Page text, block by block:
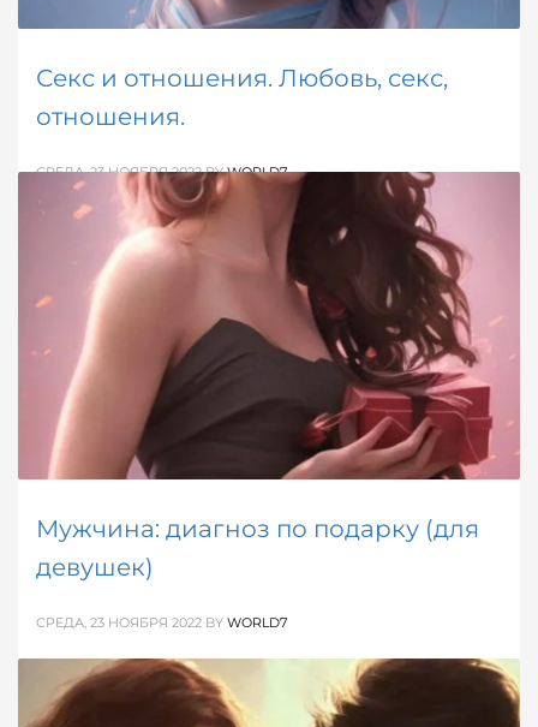
Секс и отношения. Любовь, секс,
отношения.
СРЕДА, 23 НОЯБРЯ 2022 BYWORLD7
Безусловно, мужчины и женщины отличаются друг
от друга, но порой они даже не отдают себе отчета,
насколько глубока эта разница.
ОПУБЛИКОВАНО ВДЕВИЧЬЕ МУЖСКОЕ ,ОБ ОТНОШЕНИЯХ
МЕТКИ:
ИНТИМНАЯ БЛИЗОСТЬ ОТНОШЕНИЯ
Мужчина: диагноз по подарку (для
девушек)
СРЕДА, 23 НОЯБРЯ 2022 BY WORLD7
Говорят, что главное — это не подарок, а внимание.
И правда, без него не обойтись - особенно при